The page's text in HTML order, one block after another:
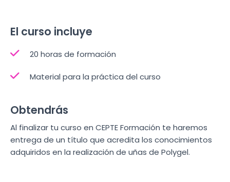
El curso incluye
20 horas de formación
Material para la práctica del curso
Obtendrás
Al finalizar tu curso en CEPTE Formación te haremos
entrega de un título que acredita los conocimientos
adquiridos en la realización de uñas de Polygel.